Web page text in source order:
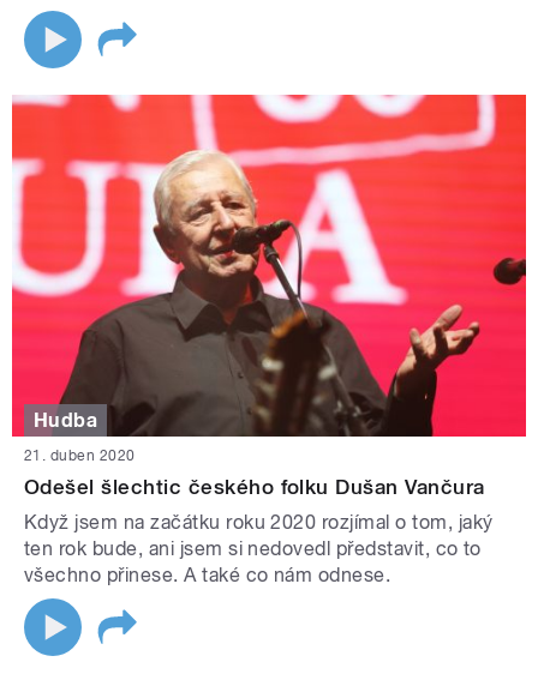
Hudba
21. duben 2020
Odešel šlechtic českého folku Dušan Vančura
Když jsem na začátku roku 2020 rozjímal o tom, jaký
ten rok bude, ani jsem si nedovedl představit, co to
všechno přinese. A také co nám odnese.